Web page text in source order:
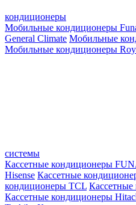
кондиционеры
Мобильные кондиционеры
General Climate Мобильные
Мобильные кондиционеры
системы
Кассетные кондиционеры
Hisense Кассетные
кондиционеры TCL
Кассетные кондиционеры